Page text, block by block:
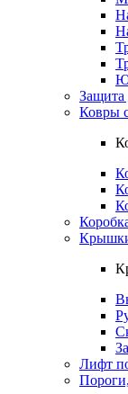
Защита
Ковры
Лифт